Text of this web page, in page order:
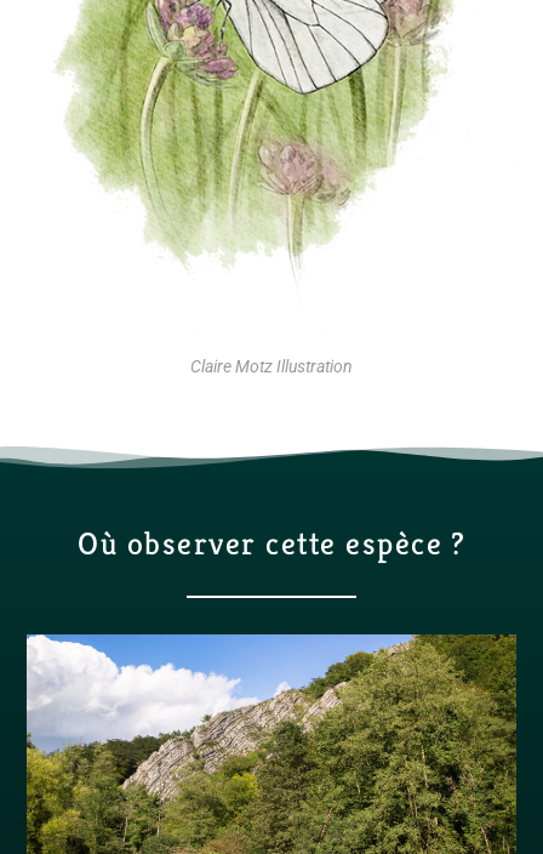
Claire Motz Illustration
Où observer cette espèce ?